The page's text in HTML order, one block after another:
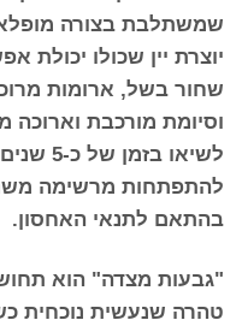
שמשתלבת בצורה מופלאה
יוצרת יין שכולו יכולת
שחור בשל, ארומות
וסיומת מורכבת וארוכה
לשיאו בזמן
בהתאם לתנאי האחסון.
"גבעות מצדה" הוא תחושת
טהרה שנעשית נוכחית